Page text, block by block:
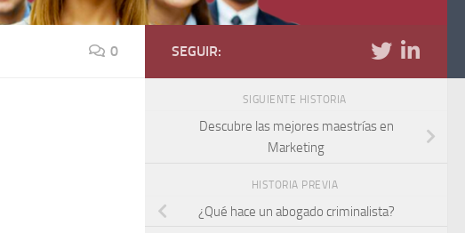
0 SEGUIR:
SIGUIENTE HISTORIA
Descubre las mejores maestrías en
Marketing
HISTORIA PREVIA
¿Qué hace un abogado criminalista?